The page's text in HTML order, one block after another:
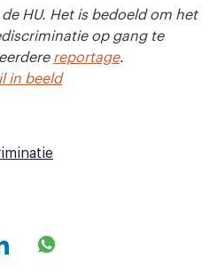
HU. Het is bedoeld om het
op gang te
reportage.
in beeld